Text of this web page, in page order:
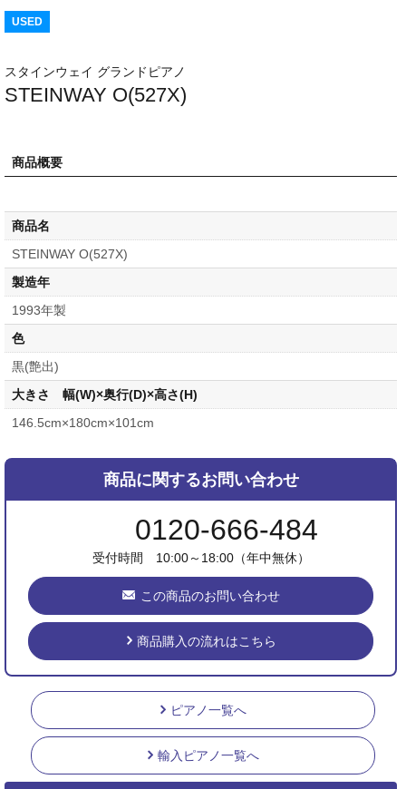
USED
スタインウェイ グランドピアノ
STEINWAY O(527X)
商品概要
商品名
STEINWAY O(527X)
製造年
1993年製
色
黒(艶出)
大きさ 幅(W)×奥行(D)×高さ(H)
146.5cm×180cm×101cm
商品に関するお問い合わせ
0120-666-484
受付時間 10:00～18:00（年中無休）
この商品のお問い合わせ
商品購入の流れはこちら
ピアノ一覧へ
輸入ピアノ一覧へ